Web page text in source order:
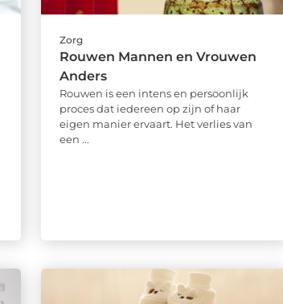
Zorg
Rouwen Mannen en Vrouwen
Anders
Rouwen is een intens en persoonlijk
proces dat iedereen op zijn of haar
eigen manier ervaart. Het verlies van
een ...